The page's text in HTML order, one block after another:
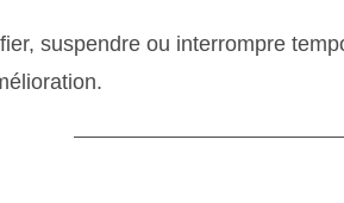
suspendre ou interrompre